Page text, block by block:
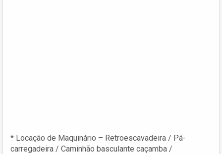
* Locação de Maquinário – Retroescavadeira / Pá-
carregadeira / Caminhão basculante caçamba /